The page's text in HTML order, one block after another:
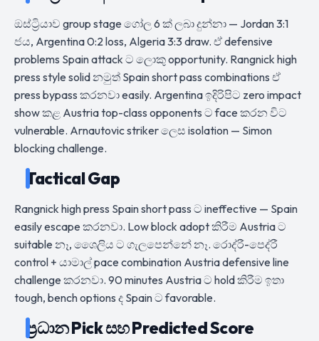
ඔස්ට්‍රියාව group stage ගෝල 6 ක් ලබා දුන්නා — Jordan 3:1
ජය, Argentina 0:2 loss, Algeria 3:3 draw. ඒ defensive
problems Spain attack ට ලොකු opportunity. Rangnick high
press style solid නමුත් Spain short pass combinations ඒ
press bypass කරනවා easily. Argentina ඉදිරිපිට zero impact
show කළ Austria top-class opponents ට face කරන විට
vulnerable. Arnautovic striker ලෙස isolation — Simon
blocking challenge.
Tactical Gap
Rangnick high press Spain short pass ට ineffective — Spain
easily escape කරනවා. Low block adopt කිරීම Austria ට
suitable නෑ, ශෛලිය ට ගැලපෙන්නේ නෑ. රොද්රී-පෙද්රී
control + යාමාල් pace combination Austria defensive line
challenge කරනවා. 90 minutes Austria ට hold කිරීම ඉතා
tough, bench options ද Spain ට favorable.
ප්‍රධාන Pick සහ Predicted Score